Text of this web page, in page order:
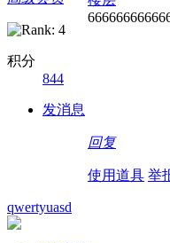
积分
844
发消息
回复
使用道具 举
qwertyuasd